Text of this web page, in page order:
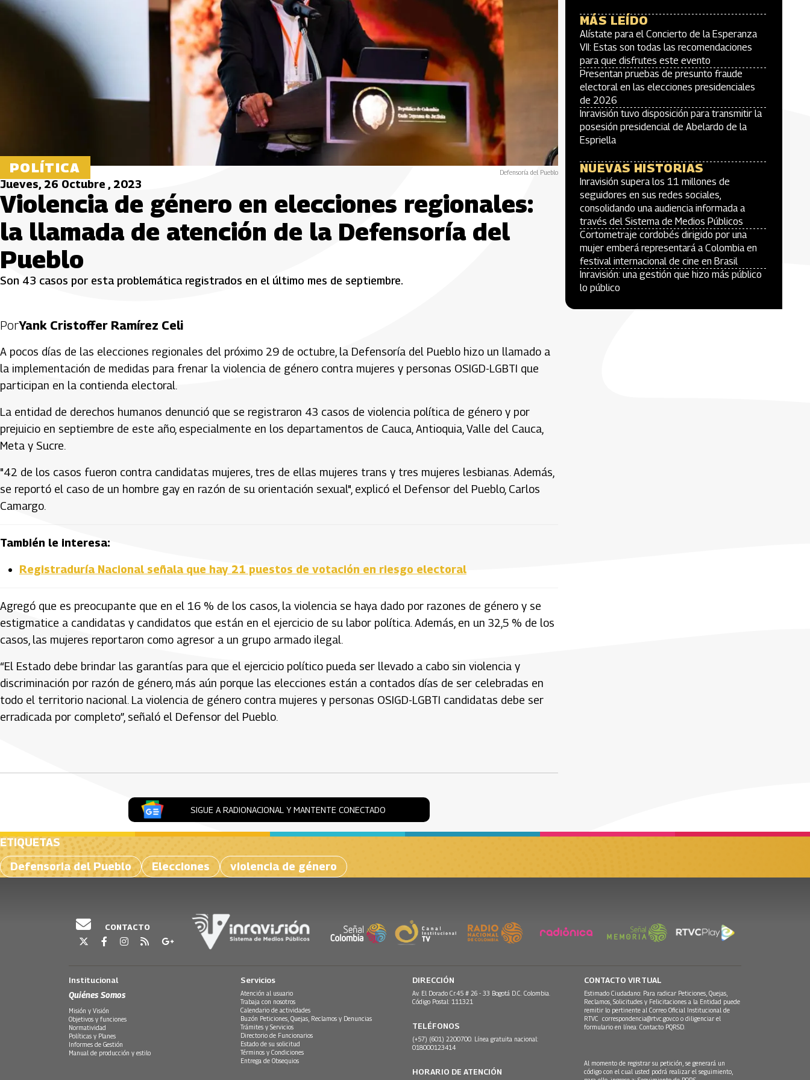
POLÍTICA Defensoría del Pueblo
Jueves, 26 Octubre , 2023
Violencia de género en elecciones regionales:
la llamada de atención de la Defensoría del
Pueblo
Son 43 casos por esta problemática registrados en el último mes de septiembre.
PorYank Cristoffer Ramírez Celi
A pocos días de las elecciones regionales del próximo 29 de octubre, la Defensoría del Pueblo hizo un llamado a
la implementación de medidas para frenar la violencia de género contra mujeres y personas OSIGD-LGBTI que
participan en la contienda electoral.
La entidad de derechos humanos denunció que se registraron 43 casos de violencia política de género y por
prejuicio en septiembre de este año, especialmente en los departamentos de Cauca, Antioquia, Valle del Cauca,
Meta y Sucre.
"42 de los casos fueron contra candidatas mujeres, tres de ellas mujeres trans y tres mujeres lesbianas. Además,
se reportó el caso de un hombre gay en razón de su orientación sexual", explicó el Defensor del Pueblo, Carlos
Camargo.
También le interesa:
Registraduría Nacional señala que hay 21 puestos de votación en riesgo electoral
Agregó que es preocupante que en el 16 % de los casos, la violencia se haya dado por razones de género y se
estigmatice a candidatas y candidatos que están en el ejercicio de su labor política. Además, en un 32,5 % de los
casos, las mujeres reportaron como agresor a un grupo armado ilegal.
“El Estado debe brindar las garantías para que el ejercicio político pueda ser llevado a cabo sin violencia y
discriminación por razón de género, más aún porque las elecciones están a contados días de ser celebradas en
todo el territorio nacional. La violencia de género contra mujeres y personas OSIGD-LGBTI candidatas debe ser
erradicada por completo”, señaló el Defensor del Pueblo.
SIGUE A RADIONACIONAL Y MANTENTE CONECTADO
MÁS LEÍDO
Alístate para el Concierto de la Esperanza
VII: Estas son todas las recomendaciones
para que disfrutes este evento
Presentan pruebas de presunto fraude
electoral en las elecciones presidenciales
de 2026
Inravisión tuvo disposición para transmitir la
posesión presidencial de Abelardo de la
Espriella
NUEVAS HISTORIAS
Inravisión supera los 11 millones de
seguidores en sus redes sociales,
consolidando una audiencia informada a
través del Sistema de Medios Públicos
Cortometraje cordobés dirigido por una
mujer emberá representará a Colombia en
festival internacional de cine en Brasil
Inravisión: una gestión que hizo más público
lo público
ETIQUETAS
Defensoria del Pueblo
Elecciones violencia de género
CONTACTO
Institucional
Quiénes Somos
Misión y Visión
Objetivos y funciones
Normatividad
Políticas y Planes
Informes de Gestión
Manual de producción y estilo
Servicios
Atención al usuario
Trabaja con nosotros
Calendario de actividades
Buzón Peticiones, Quejas, Reclamos y Denuncias
Trámites y Servicios
Directorio de Funcionarios
Estado de su solicitud
Términos y Condiciones
Entrega de Obsequios
DIRECCIÓN
Av. El Dorado Cr.45 # 26 - 33 Bogotá D.C. Colombia.
Código Postal: 111321
TELÉFONOS
(+57) (601) 2200700. Línea gratuita nacional:
018000123414
HORARIO DE ATENCIÓN
CONTACTO VIRTUAL
Estimado Ciudadano: Para radicar Peticiones, Quejas,
Reclamos, Solicitudes y Felicitaciones a la Entidad puede
remitir lo pertinente al Correo Oficial Institucional de
RTVC correspondencia@rtvc.gov.co o diligenciar el
formulario en línea: Contacto PQRSD.
Al momento de registrar su petición, se generará un
código con el cual usted podrá realizar el seguimiento,